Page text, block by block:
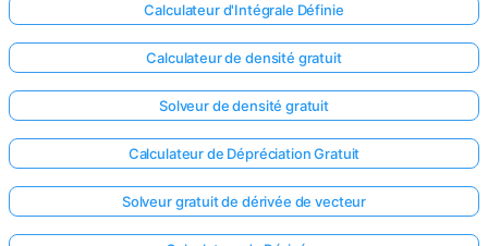
Calculateur d'Intégrale Définie
Calculateur de densité gratuit
Solveur de densité gratuit
Calculateur de Dépréciation Gratuit
Solveur gratuit de dérivée de vecteur